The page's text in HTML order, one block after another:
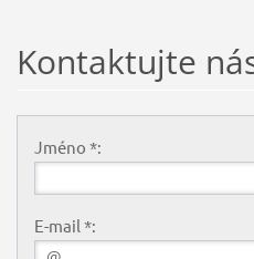
Kontaktujte
Jméno *:
E-mail *: